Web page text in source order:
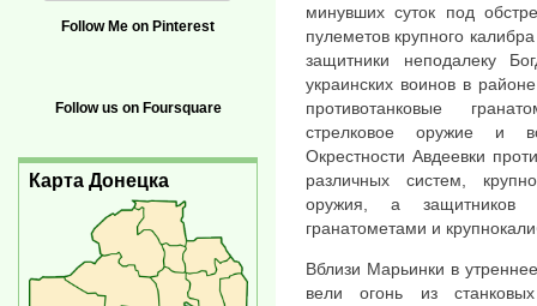
минувших суток под
пулеметов крупного
защитники неподалеку
украинских воинов в
противотанковые
стрелковое оружие и
Окрестности Авдеевки
различных систем,
оружия, а защитников
гранатометами и
Вблизи Марьинки в
вели огонь из
Follow Me on Pinterest
Follow us on Foursquare
Карта Донецка